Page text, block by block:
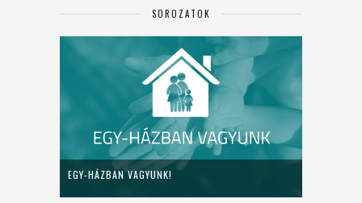
SOROZATOK
EGY-HÁZBAN VAGYUNK!